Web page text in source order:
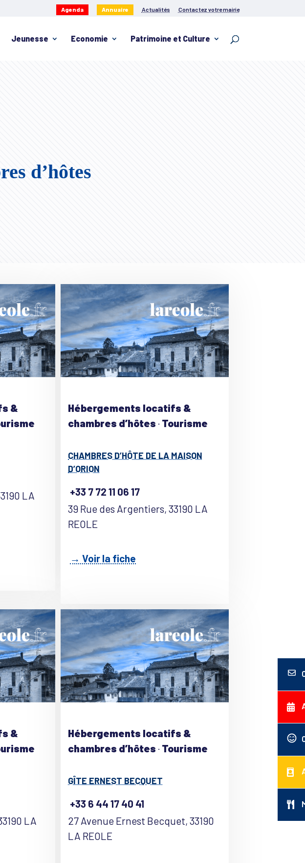
Agenda Annuaire Actualités Contactez votre mairie
Jeunesse Economie Patrimoine et Culture
d’hôtes
&
LA
Hébergements locatifs &
chambres d’hôtes · Tourisme
CHAMBRES D’HÔTE DE LA MAISON
D’ORION
+33 7 72 11 06 17
39 Rue des Argentiers, 33190 LA
REOLE
→ Voir la fiche
&
LA
Hébergements locatifs &
chambres d’hôtes · Tourisme
GÎTE ERNEST BECQUET
+33 6 44 17 40 41
27 Avenue Ernest Becquet, 33190
LA REOLE